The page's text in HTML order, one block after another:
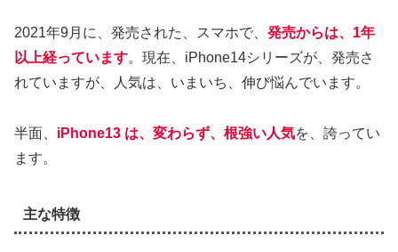
2021年9月に、発売された、スマホで、 発売からは、1年
以上経っています。現在、iPhone14シリーズが、発売さ
れていますが、人気は、いまいち、伸び悩んでいます。
半面、 iPhone13 は、変わらず、根強い人気を、誇ってい
ます。
主な特徴